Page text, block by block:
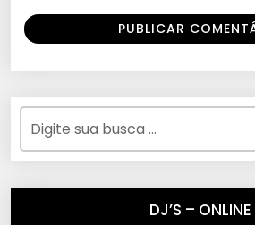
DJ’S – ONLINE